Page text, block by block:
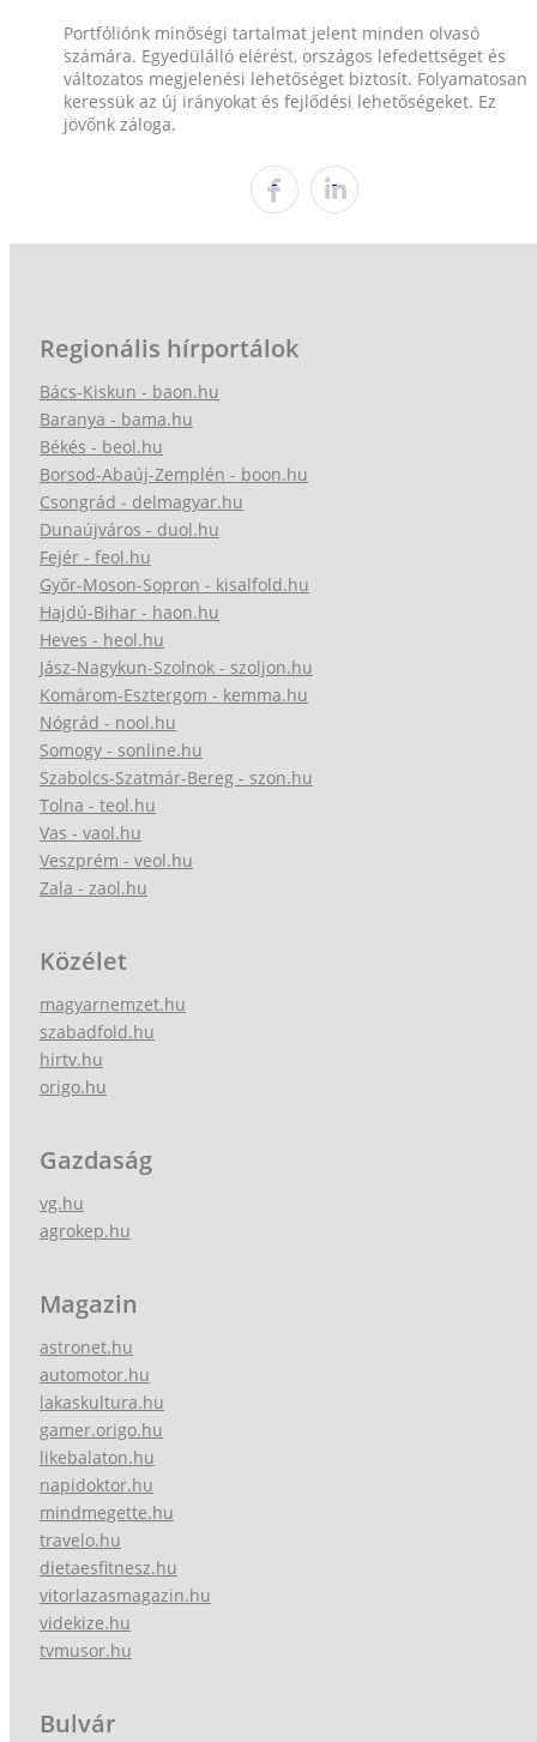
Portfóliónk minőségi tartalmat jelent minden olvasó
számára. Egyedülálló elérést, országos lefedettséget és
változatos megjelenési lehetőséget biztosít. Folyamatosan
keressük az új irányokat és fejlődési lehetőségeket. Ez
jövőnk záloga.
Regionális hírportálok
Bács-Kiskun - baon.hu
Baranya - bama.hu
Békés - beol.hu
Borsod-Abaúj-Zemplén - boon.hu
Csongrád - delmagyar.hu
Dunaújváros - duol.hu
Fejér - feol.hu
Győr-Moson-Sopron - kisalfold.hu
Hajdú-Bihar - haon.hu
Heves - heol.hu
Jász-Nagykun-Szolnok - szoljon.hu
Komárom-Esztergom - kemma.hu
Nógrád - nool.hu
Somogy - sonline.hu
Szabolcs-Szatmár-Bereg - szon.hu
Tolna - teol.hu
Vas - vaol.hu
Veszprém - veol.hu
Zala - zaol.hu
Közélet
magyarnemzet.hu
szabadfold.hu
hirtv.hu
origo.hu
Gazdaság
vg.hu
agrokep.hu
Magazin
astronet.hu
automotor.hu
lakaskultura.hu
gamer.origo.hu
likebalaton.hu
napidoktor.hu
mindmegette.hu
travelo.hu
dietaesfitnesz.hu
vitorlazasmagazin.hu
videkize.hu
tvmusor.hu
Bulvár